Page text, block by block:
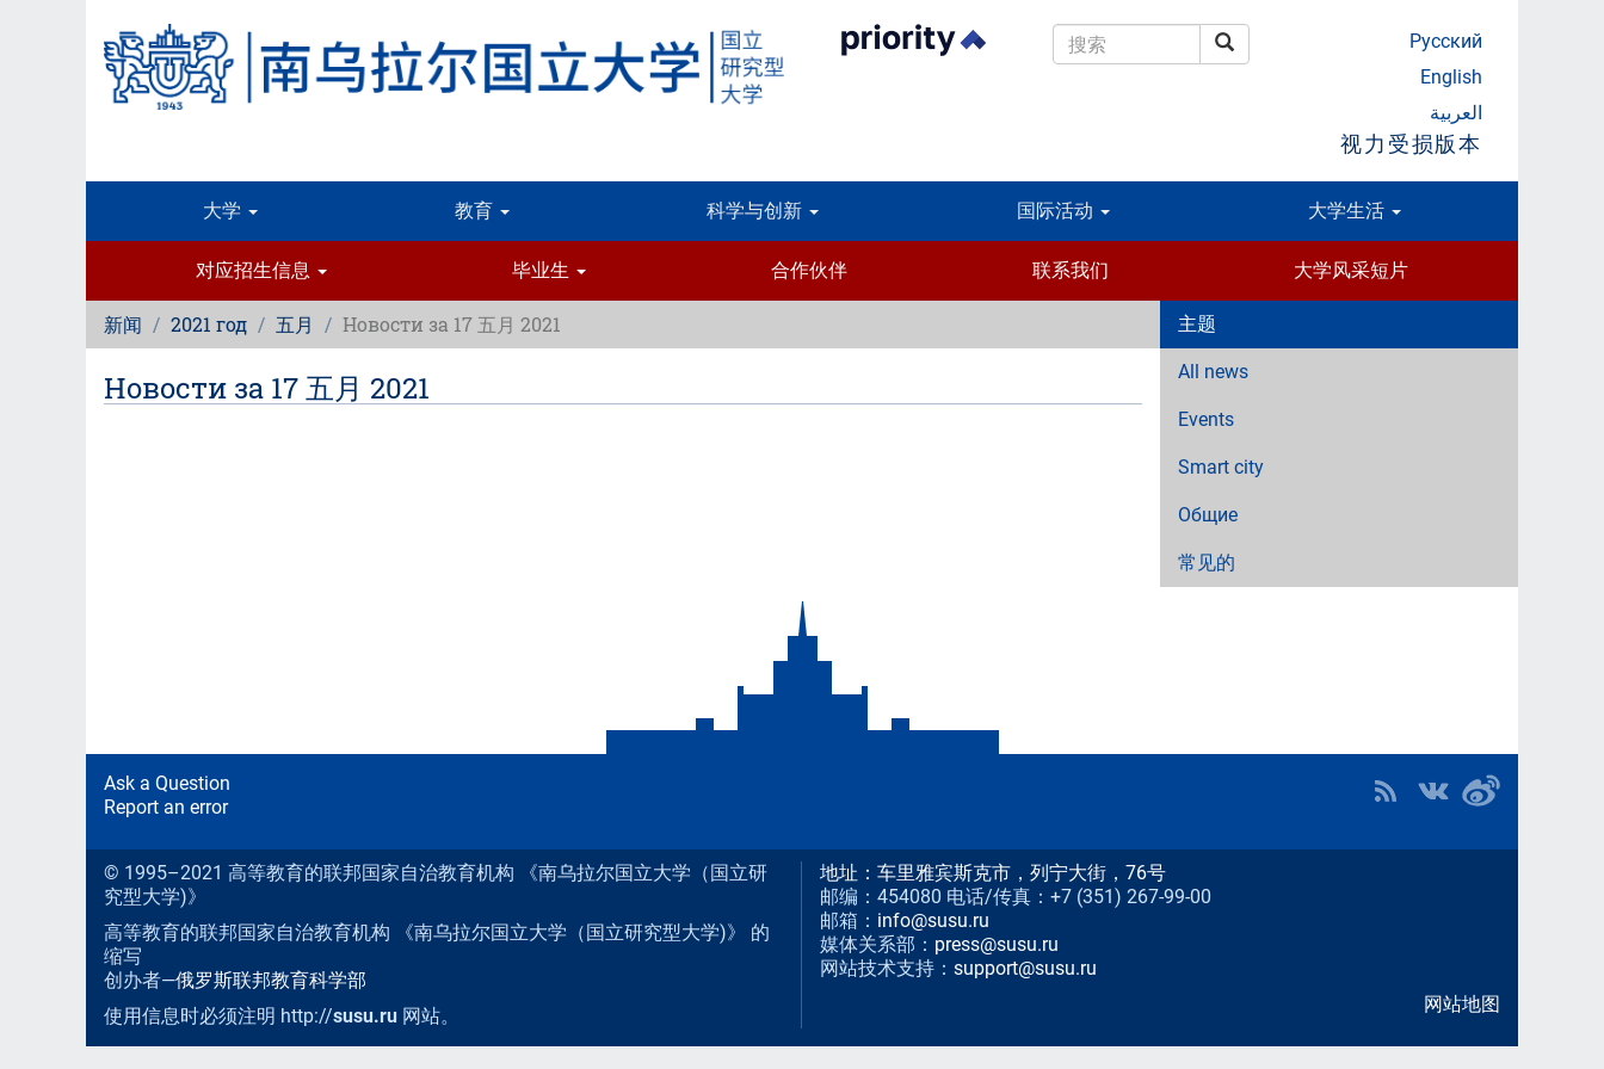
搜索
Русский
English
العربية
视力受损版本
大学 教育 科学与创新 国际活动 大学生活
对应招生信息 毕业生 合作伙伴 联系我们 大学风采短片
新闻 2021 год 五月 Новости за 17 五月 2021
Новости за 17 五月 2021
主题
All news
Events
Smart city
Общие
常见的
Ask a Question
Report an error
© 1995–2021 高等教育的联邦国家自治教育机构 《南乌拉尔国立大学（国立研
究型大学)》
高等教育的联邦国家自治教育机构 《南乌拉尔国立大学（国立研究型大学)》 的
缩写
创办者—俄罗斯联邦教育科学部
使用信息时必须注明 http://susu.ru 网站。
地址：车里雅宾斯克市，列宁大街，76号
邮编：454080 电话/传真：+7 (351) 267-99-00
邮箱： info@susu.ru
媒体关系部： press@susu.ru
网站技术支持： support@susu.ru
网站地图